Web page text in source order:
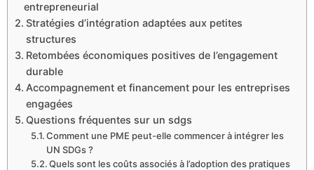
entrepreneurial
Stratégies d’intégration adaptées aux petites
structures
Retombées économiques positives de l’engagement
durable
Accompagnement et financement pour les entreprises
engagées
Questions fréquentes sur un sdgs
Comment une PME peut-elle commencer à intégrer les
UN SDGs ?
Quels sont les coûts associés à l’adoption des pratiques